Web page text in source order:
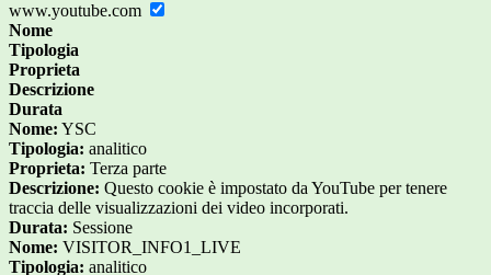
www.youtube.com
Nome
Tipologia
Proprieta
Descrizione
Durata
Nome: YSC
Tipologia: analitico
Proprieta: Terza parte
Descrizione: Questo cookie è impostato da YouTube per tenere
traccia delle visualizzazioni dei video incorporati.
Durata: Sessione
Nome: VISITOR_INFO1_LIVE
Tipologia: analitico